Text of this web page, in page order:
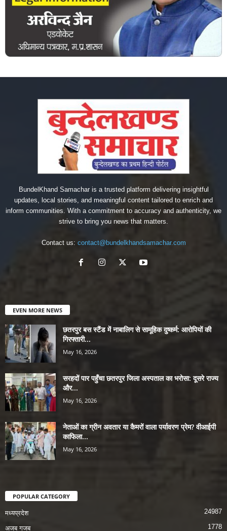
BundelKhand Samachar is a trusted platform delivering insightful
updates, local stories, and meaningful content tailored to enrich and
inform communities. With a commitment to accuracy and authenticity, we
strive to bring you news that matters.
Contact us: contact@bundelkhandsamachar.com
EVEN MORE NEWS
छतरपुर बस स्टैंड में नाबालिग से सामूहिक दुष्कर्म: आरोपियों की
गिरफ्तारी...
May 16, 2026
सरहदों पार पहुँचा छतरपुर जिला अस्पताल का भरोसा: दूसरे राज्य
और...
May 16, 2026
नेताओं का ग्रीन अवतार या कैमरों वाला पर्यावरण प्रेम? वीआईपी
काफिला...
May 16, 2026
POPULAR CATEGORY
मध्यप्रदेश 24987
अजब गजब 1778